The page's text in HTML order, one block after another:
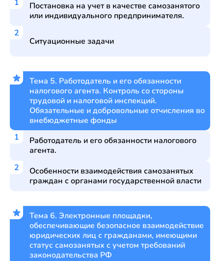
Постановка на учет в качестве самозанятого
или индивидуального предпринимателя.
Ситуационные задачи
Тема 5. Работодатель и его обязанности
налогового агента. Контроль со стороны
трудовой и налоговой инспекций.
Обязательные и добровольные отчисления во
внебюджетные фонды
Работодатель и его обязанности налогового
агента.
Особенности взаимодействия самозанятых
граждан с органами государственной власти
Тема 6. Электронные площадки,
обеспечивающие безопасное взаимодействие
юридических лиц с гражданами, имеющими
статус самозанятых с учетом требований
законодательства РФ